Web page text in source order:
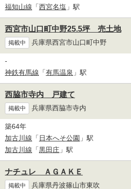
福知山線 「西宮名塩 」駅
西宮市山口町中野25.5坪 売土地
掲載中 兵庫県西宮市山口町中野
-
神鉄有馬線 「有馬温泉 」駅
西脇市寺内 戸建て
掲載中 兵庫県西脇市寺内
築64年
加古川線 「日本へそ公園 」駅
加古川線 「黒田庄 」駅
ナチュレ ＡＧＡＫＥ
掲載中 兵庫県丹波篠山市東吹